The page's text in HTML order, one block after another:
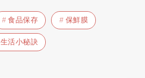
食品保存
保鮮膜
生活小秘訣